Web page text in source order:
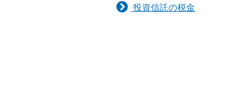
投資信託の税金